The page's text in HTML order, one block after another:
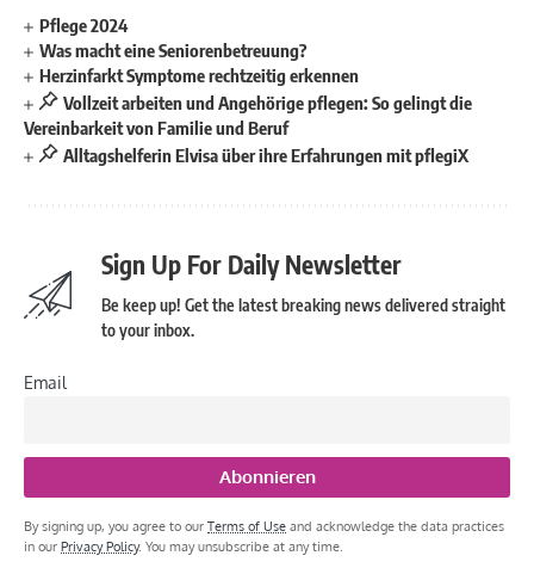
Pflege 2024
Was macht eine Seniorenbetreuung?
Herzinfarkt Symptome rechtzeitig erkennen
Vollzeit arbeiten und Angehörige pflegen: So gelingt die
Vereinbarkeit von Familie und Beruf
Alltagshelferin Elvisa über ihre Erfahrungen mit pflegiX
Sign Up For Daily Newsletter
Be keep up! Get the latest breaking news delivered straight
to your inbox.
Email
By signing up, you agree to our Terms of Use and acknowledge the data practices
in our Privacy Policy. You may unsubscribe at any time.